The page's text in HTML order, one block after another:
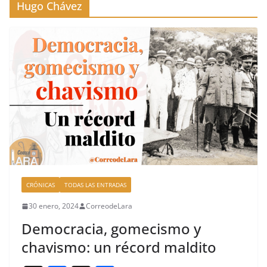
Hugo Chávez
CRÓNICAS TODAS LAS ENTRADAS
30 enero, 2024 CorreodeLara
Democracia, gomecismo y
chavismo: un récord maldito